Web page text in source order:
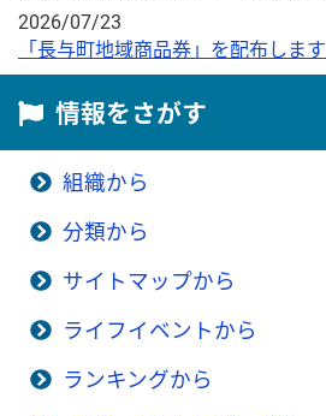
2026/07/23
「長与町地域商品券」を配布します
情報をさがす
組織から
分類から
サイトマップから
ライフイベントから
ランキングから